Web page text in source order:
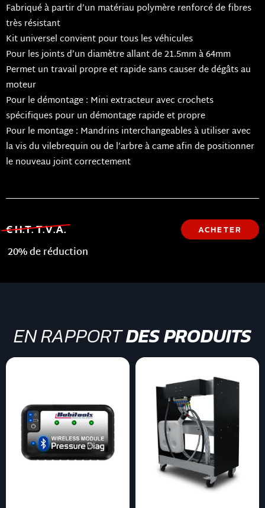
Fabriqué à partir d’un matériau polymère renforcé de fibres
très résistant
Kit universel convient pour tous les véhicules
Pour les joints d’un diamètre allant de 21.5mm à 64mm
Permet un travail propre et rapide sans causer de dégâts au
moteur
Pour le démontage : Mini extracteur avec crochets
spécifiques pour un démontage rapide et propre
Pour le montage : Mandrins interchangeables à utiliser avec
la vis du vilebrequin ou de l’arbre à came afin de positionner
le nouveau joint correctement
€ H.T. T.V.A. ACHETER
20% de réduction
EN RAPPORTDES PRODUITS